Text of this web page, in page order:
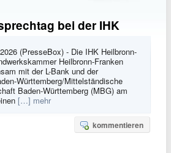
bei der IHK
(PresseBox) - Die IHK Heilbronn-
Heilbronn-Franken
mit der L-Bank und der
Württemberg/Mittelständische
Baden-Württemberg (MBG) am
[…] mehr
kommentieren